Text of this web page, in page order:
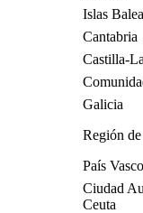
Islas
Cantabria
Castilla-
Galicia
Región
País Vasco
Ciudad
Ceuta